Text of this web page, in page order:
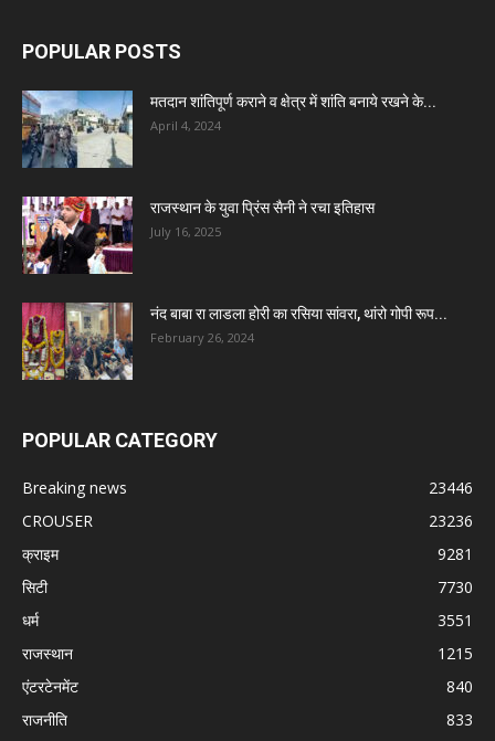
POPULAR POSTS
मतदान शांतिपूर्ण कराने व क्षेत्र में शांति बनाये रखने के...
April 4, 2024
राजस्थान के युवा प्रिंस सैनी ने रचा इतिहास
July 16, 2025
नंद बाबा रा लाडला होरी का रसिया सांवरा, थांरो गोपी रूप...
February 26, 2024
POPULAR CATEGORY
Breaking news
23446
CROUSER
23236
क्राइम
9281
सिटी
7730
धर्म
3551
राजस्थान
1215
एंटरटेनमेंट
840
राजनीति
833